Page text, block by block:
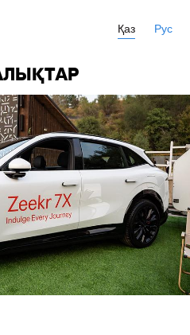
Қаз Рус